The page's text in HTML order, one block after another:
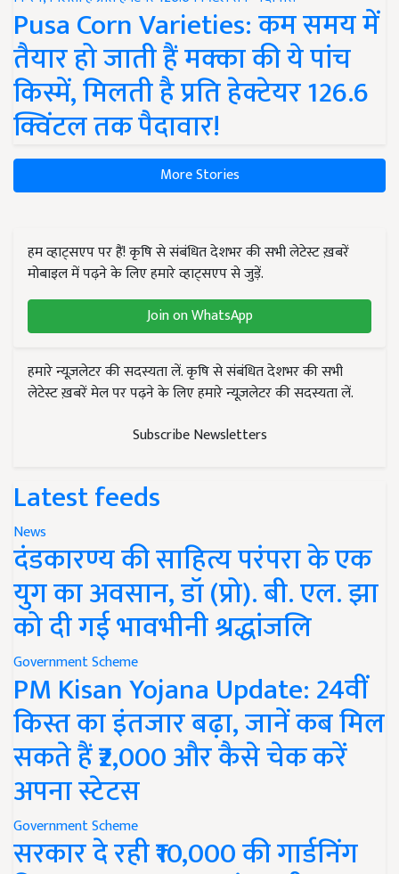
Pusa Corn Varieties: कम समय में
तैयार हो जाती हैं मक्का की ये पांच
किस्में, मिलती है प्रति हेक्टेयर 126.6
क्विंटल तक पैदावार!
More Stories
हम व्हाट्सएप पर हैं! कृषि से संबंधित देशभर की सभी लेटेस्ट ख़बरें
मोबाइल में पढ़ने के लिए हमारे व्हाट्सएप से जुड़ें.
Join on WhatsApp
हमारे न्यूज़लेटर की सदस्यता लें. कृषि से संबंधित देशभर की सभी
लेटेस्ट ख़बरें मेल पर पढ़ने के लिए हमारे न्यूज़लेटर की सदस्यता लें.
Subscribe Newsletters
Latest feeds
News
दंडकारण्य की साहित्य परंपरा के एक
युग का अवसान, डॉ (प्रो). बी. एल. झा
को दी गई भावभीनी श्रद्धांजलि
Government Scheme
PM Kisan Yojana Update: 24वीं
किस्त का इंतजार बढ़ा, जानें कब मिल
सकते हैं ₹2,000 और कैसे चेक करें
अपना स्टेटस
Government Scheme
सरकार दे रही ₹10,000 की गार्डनिंग